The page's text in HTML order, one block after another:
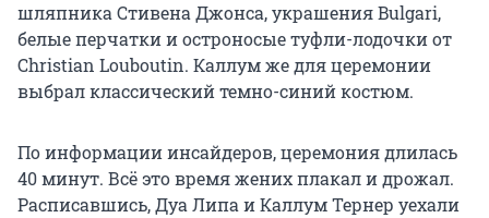
шляпника Стивена Джонса, украшения Bulgari,
белые перчатки и остроносые туфли-лодочки от
Christian Louboutin. Каллум же для церемонии
выбрал классический темно-синий костюм.
По информации инсайдеров, церемония длилась
40 минут. Всё это время жених плакал и дрожал.
Расписавшись, Дуа Липа и Каллум Тернер уехали